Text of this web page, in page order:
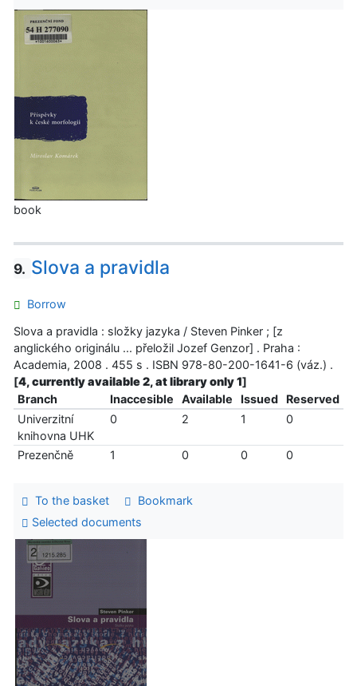
book
9. Slova a pravidla
Borrow
Slova a pravidla : složky jazyka / Steven Pinker ; [z
anglického originálu ... přeložil Jozef Genzor] . Praha :
Academia, 2008 . 455 s . ISBN 978-80-200-1641-6 (váz.) .
[4, currently available 2, at library only 1]
Branch
Inaccesible Available Issued
Reserved
Univerzitní
knihovna UHK
0 2 1 0
Prezenčně 1 0 0 0
To the basket
Bookmark
Selected documents